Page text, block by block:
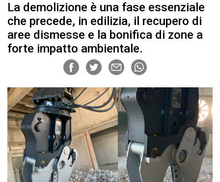
La demolizione è una fase essenziale
che precede, in edilizia, il recupero di
aree dismesse e la bonifica di zone a
forte impatto ambientale.